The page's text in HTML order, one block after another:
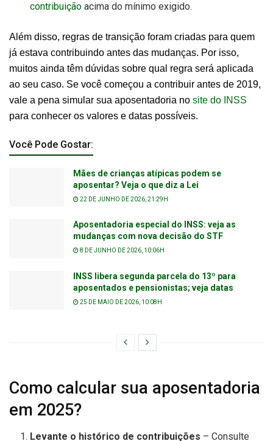
contribuição acima do mínimo exigido.
Além disso, regras de transição foram criadas para quem
já estava contribuindo antes das mudanças. Por isso,
muitos ainda têm dúvidas sobre qual regra será aplicada
ao seu caso. Se você começou a contribuir antes de 2019,
vale a pena simular sua aposentadoria no site do INSS
para conhecer os valores e datas possíveis.
Você Pode Gostar:
Mães de crianças atípicas podem se
aposentar? Veja o que diz a Lei
22 DE JUNHO DE 2026, 21:29H
Aposentadoria especial do INSS: veja as
mudanças com nova decisão do STF
8 DE JUNHO DE 2026, 10:06H
INSS libera segunda parcela do 13º para
aposentados e pensionistas; veja datas
25 DE MAIO DE 2026, 10:08H
Como calcular sua aposentadoria
em 2025?
Levante o histórico de contribuições – Consulte